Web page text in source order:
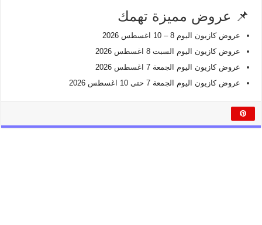
📌 عروض مميزة تهمك
عروض كازيون اليوم 8 – 10 اغسطس 2026
عروض كازيون اليوم السبت 8 اغسطس 2026
عروض كازيون اليوم الجمعة 7 اغسطس 2026
عروض كازيون اليوم الجمعة 7 حتى 10 اغسطس 2026